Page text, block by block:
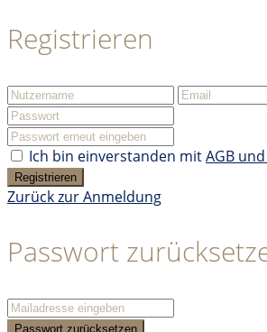
Registrieren
Ich bin einverstanden mitAGB
Registrieren
Zurück zur Anmeldung
Passwort
Passwort zurücksetzen